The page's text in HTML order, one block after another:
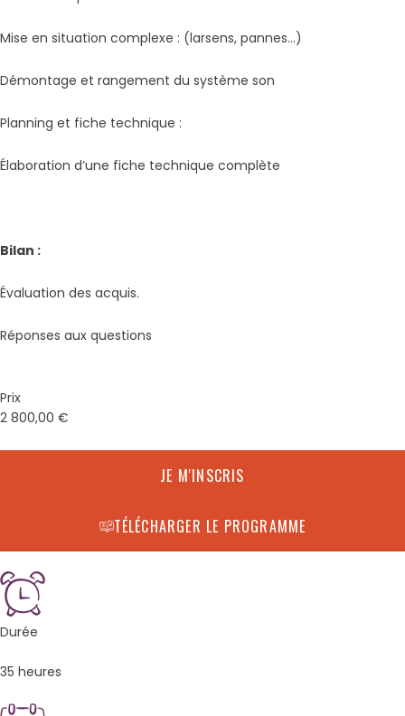
Mise en situation complexe : (larsens, pannes…)
Démontage et rangement du système son
Planning et fiche technique :
Élaboration d’une fiche technique complète
Bilan :
Évaluation des acquis.
Réponses aux questions
Prix
2 800,00 €
JE M'INSCRIS
TÉLÉCHARGER LE PROGRAMME
Durée
35 heures